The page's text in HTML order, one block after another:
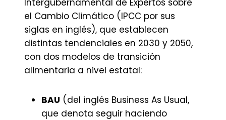
Intergubernamental de Expertos sobre
el Cambio Climático (IPCC por sus
siglas en inglés), que establecen
distintas tendenciales en 2030 y 2050,
con dos modelos de transición
alimentaria a nivel estatal:
BAU (del inglés Business As Usual,
que denota seguir haciendo